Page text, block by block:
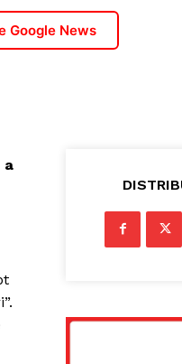
Google News
a